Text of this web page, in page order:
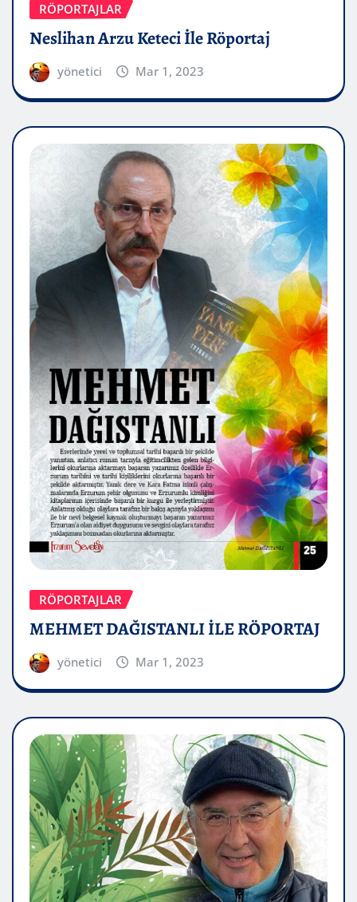
RÖPORTAJLAR
Neslihan Arzu Keteci İle Röportaj
yönetici Mar 1, 2023
RÖPORTAJLAR
MEHMET DAĞISTANLI İLE RÖPORTAJ
yönetici Mar 1, 2023